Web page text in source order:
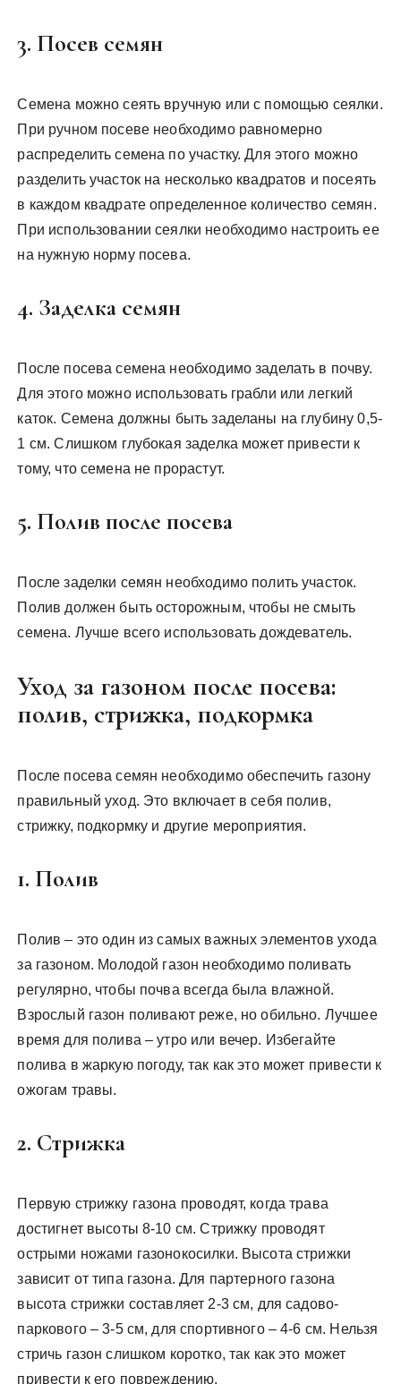
3. Посев семян
Семена можно сеять вручную или с помощью сеялки.
При ручном посеве необходимо равномерно
распределить семена по участку. Для этого можно
разделить участок на несколько квадратов и посеять
в каждом квадрате определенное количество семян.
При использовании сеялки необходимо настроить ее
на нужную норму посева.
4. Заделка семян
После посева семена необходимо заделать в почву.
Для этого можно использовать грабли или легкий
каток. Семена должны быть заделаны на глубину 0,5-
1 см. Слишком глубокая заделка может привести к
тому, что семена не прорастут.
5. Полив после посева
После заделки семян необходимо полить участок.
Полив должен быть осторожным, чтобы не смыть
семена. Лучше всего использовать дождеватель.
Уход за газоном после посева:
полив, стрижка, подкормка
После посева семян необходимо обеспечить газону
правильный уход. Это включает в себя полив,
стрижку, подкормку и другие мероприятия.
1. Полив
Полив – это один из самых важных элементов ухода
за газоном. Молодой газон необходимо поливать
регулярно, чтобы почва всегда была влажной.
Взрослый газон поливают реже, но обильно. Лучшее
время для полива – утро или вечер. Избегайте
полива в жаркую погоду, так как это может привести к
ожогам травы.
2. Стрижка
Первую стрижку газона проводят, когда трава
достигнет высоты 8-10 см. Стрижку проводят
острыми ножами газонокосилки. Высота стрижки
зависит от типа газона. Для партерного газона
высота стрижки составляет 2-3 см, для садово-
паркового – 3-5 см, для спортивного – 4-6 см. Нельзя
стричь газон слишком коротко, так как это может
привести к его повреждению.